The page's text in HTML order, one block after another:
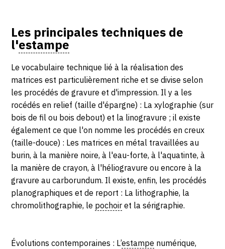
TWITTER
Les principales techniques de
l'estampe
Le vocabulaire technique lié à la réalisation des
matrices est particulièrement riche et se divise selon
les procédés de gravure et d'impression. Il y a les
rocédés en relief (taille d'épargne) : La xylographie (sur
bois de fil ou bois debout) et la linogravure ; il existe
également ce que l'on nomme les procédés en creux
(taille-douce) : Les matrices en métal travaillées au
burin, à la manière noire, à l'eau-forte, à l'aquatinte, à
la manière de crayon, à l'héliogravure ou encore à la
gravure au carborundum. Il existe, enfin, les procédés
planographiques et de report : La lithographie, la
chromolithographie, le pochoir et la sérigraphie.
Évolutions contemporaines : L’estampe numérique,